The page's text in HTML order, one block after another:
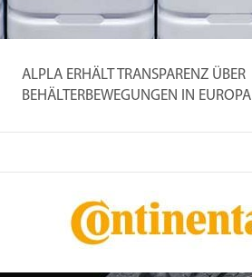
ALPLA ERHÄLT TRANSPARENZ ÜBER
BEHÄLTERBEWEGUNGEN IN EUROPA